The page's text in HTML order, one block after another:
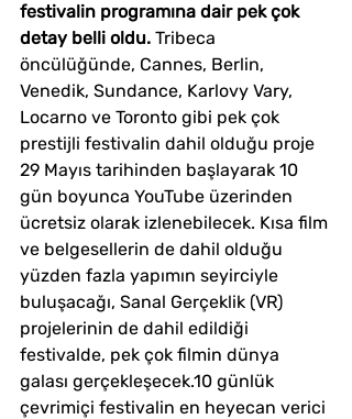
festivalin programına dair pek çok
detay belli oldu. Tribeca
öncülüğünde, Cannes, Berlin,
Venedik, Sundance, Karlovy Vary,
Locarno ve Toronto gibi pek çok
prestijli festivalin dahil olduğu proje
29 Mayıs tarihinden başlayarak 10
gün boyunca YouTube üzerinden
ücretsiz olarak izlenebilecek. Kısa film
ve belgesellerin de dahil olduğu
yüzden fazla yapımın seyirciyle
buluşacağı, Sanal Gerçeklik (VR)
projelerinin de dahil edildiği
festivalde, pek çok filmin dünya
galası gerçekleşecek.10 günlük
çevrimiçi festivalin en heyecan verici